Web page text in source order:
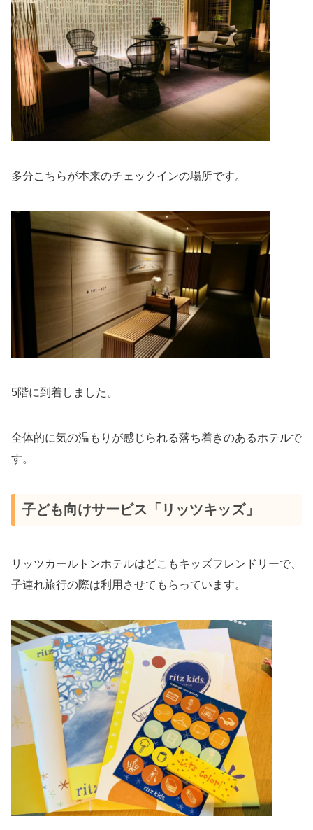
多分こちらが本来のチェックインの場所です。
5階に到着しました。
全体的に気の温もりが感じられる落ち着きのあるホテルで
す。
子ども向けサービス「リッツキッズ」
リッツカールトンホテルはどこもキッズフレンドリーで、
子連れ旅行の際は利用させてもらっています。